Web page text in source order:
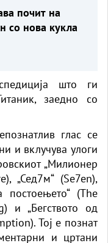
почит на
со нова кукла
што ги
заедно со
глас се
и вклучува улоги
„Милионер
„Сед7м“ (Se7en),
постоењето“ (The
и „Бегството од
Тој е познат
и цртани